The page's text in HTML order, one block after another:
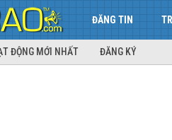
ĐĂNG TIN
ĐỘNG MỚI NHẤT ĐĂNG KÝ